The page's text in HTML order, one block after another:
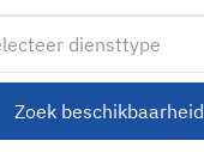
diensttype
Zoek beschikbaarheid